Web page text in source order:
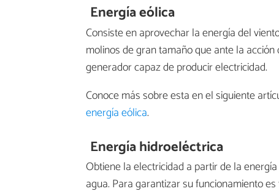
Energía eólica
Consiste en aprovechar la energía del
molinos de gran tamaño que ante la
generador capaz de producir electricidad.
Conoce más sobre esta en el siguiente
energía eólica.
Energía hidroeléctrica
Obtiene la electricidad a partir de la
agua. Para garantizar su funcionamiento